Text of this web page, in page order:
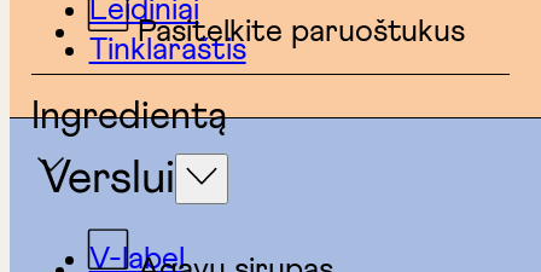
Leidiniai
Tinklaraštis
Verslui
V-label
Pasitelkite paruoštukus
Ingredientą